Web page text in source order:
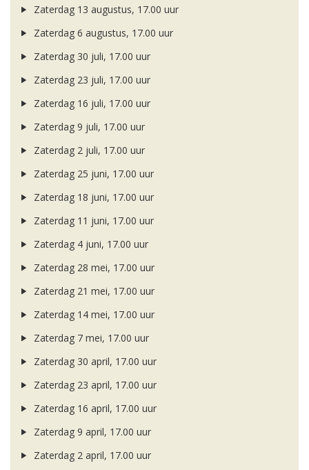
Zaterdag 13 augustus, 17.00 uur
Zaterdag 6 augustus, 17.00 uur
Zaterdag 30 juli, 17.00 uur
Zaterdag 23 juli, 17.00 uur
Zaterdag 16 juli, 17.00 uur
Zaterdag 9 juli, 17.00 uur
Zaterdag 2 juli, 17.00 uur
Zaterdag 25 juni, 17.00 uur
Zaterdag 18 juni, 17.00 uur
Zaterdag 11 juni, 17.00 uur
Zaterdag 4 juni, 17.00 uur
Zaterdag 28 mei, 17.00 uur
Zaterdag 21 mei, 17.00 uur
Zaterdag 14 mei, 17.00 uur
Zaterdag 7 mei, 17.00 uur
Zaterdag 30 april, 17.00 uur
Zaterdag 23 april, 17.00 uur
Zaterdag 16 april, 17.00 uur
Zaterdag 9 april, 17.00 uur
Zaterdag 2 april, 17.00 uur